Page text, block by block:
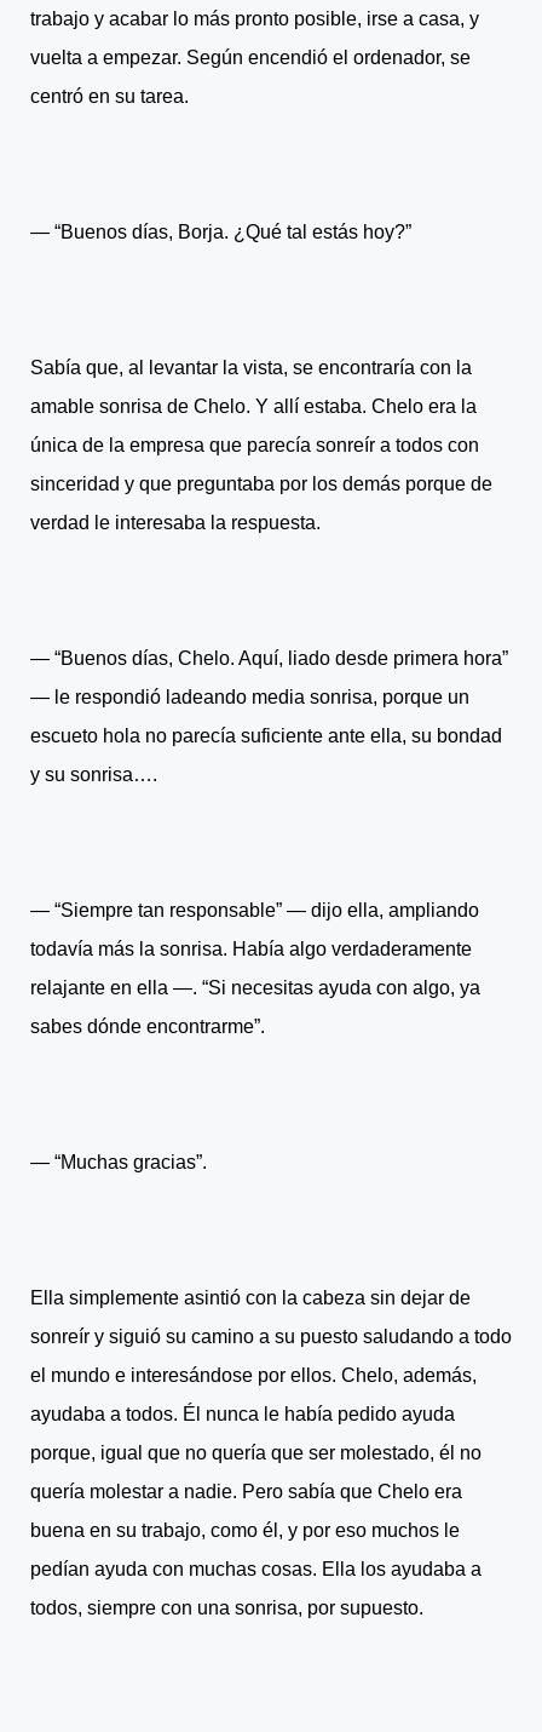
trabajo y acabar lo más pronto posible, irse a casa, y
vuelta a empezar. Según encendió el ordenador, se
centró en su tarea.
― “Buenos días, Borja. ¿Qué tal estás hoy?”
Sabía que, al levantar la vista, se encontraría con la
amable sonrisa de Chelo. Y allí estaba. Chelo era la
única de la empresa que parecía sonreír a todos con
sinceridad y que preguntaba por los demás porque de
verdad le interesaba la respuesta.
― “Buenos días, Chelo. Aquí, liado desde primera hora”
― le respondió ladeando media sonrisa, porque un
escueto hola no parecía suficiente ante ella, su bondad
y su sonrisa….
― “Siempre tan responsable” ― dijo ella, ampliando
todavía más la sonrisa. Había algo verdaderamente
relajante en ella ―. “Si necesitas ayuda con algo, ya
sabes dónde encontrarme”.
― “Muchas gracias”.
Ella simplemente asintió con la cabeza sin dejar de
sonreír y siguió su camino a su puesto saludando a todo
el mundo e interesándose por ellos. Chelo, además,
ayudaba a todos. Él nunca le había pedido ayuda
porque, igual que no quería que ser molestado, él no
quería molestar a nadie. Pero sabía que Chelo era
buena en su trabajo, como él, y por eso muchos le
pedían ayuda con muchas cosas. Ella los ayudaba a
todos, siempre con una sonrisa, por supuesto.